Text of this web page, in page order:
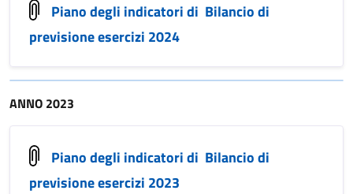
Piano degli indicatori di Bilancio di
previsione esercizi 2024
ANNO 2023
Piano degli indicatori di Bilancio di
previsione esercizi 2023